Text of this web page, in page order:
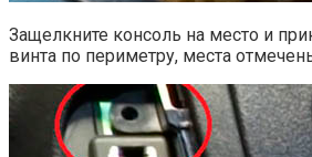
Защелкните консоль на место и
винта по периметру, места